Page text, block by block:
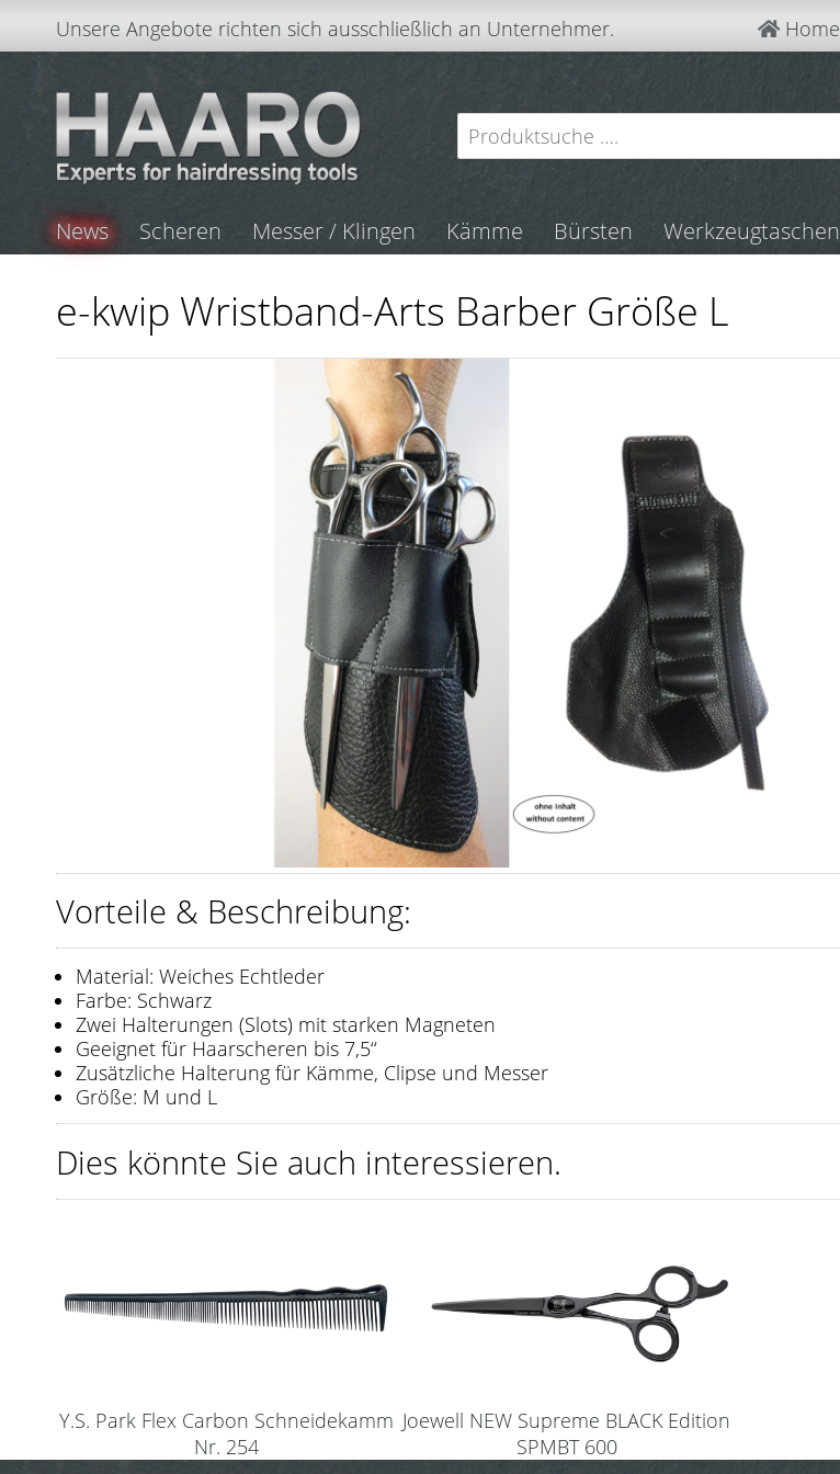
Unsere Angebote richten sich ausschließlich an Unternehmer. Home
News Scheren Messer / Klingen Kämme Bürsten Werkzeugtaschen
e-kwip Wristband-Arts Barber Größe L
Vorteile & Beschreibung:
Material: Weiches Echtleder
Farbe: Schwarz
Zwei Halterungen (Slots) mit starken Magneten
Geeignet für Haarscheren bis 7,5‘‘
Zusätzliche Halterung für Kämme, Clipse und Messer
Größe: M und L
Dies könnte Sie auch interessieren.
Y.S. Park Flex Carbon Schneidekamm
Nr. 254
Joewell NEW Supreme BLACK Edition
SPMBT 600